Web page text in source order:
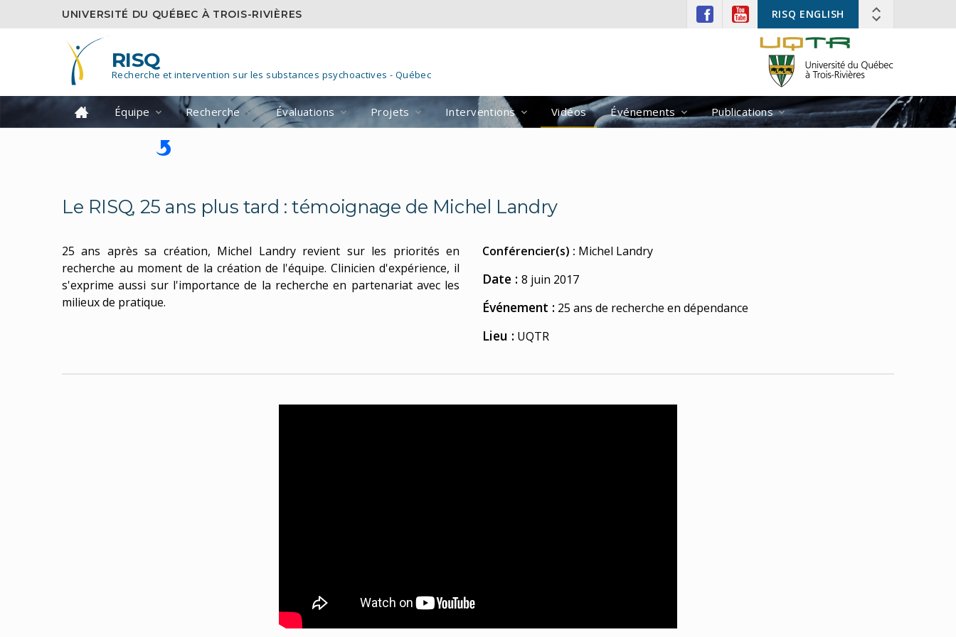
UNIVERSITÉ DU QUÉBEC À TROIS-RIVIÈRES RISQ ENGLISH
RISQ
Recherche et intervention sur les substances psychoactives - Québec
Équipe Recherche Évaluations Projets Interventions Vidéos Événements Publications
Le RISQ, 25 ans plus tard : témoignage de Michel Landry
25 ans après sa création, Michel Landry revient sur les priorités en
recherche au moment de la création de l'équipe. Clinicien d'expérience, il
s'exprime aussi sur l'importance de la recherche en partenariat avec les
milieux de pratique.
Conférencier(s) : Michel Landry
Date : 8 juin 2017
Événement : 25 ans de recherche en dépendance
Lieu : UQTR